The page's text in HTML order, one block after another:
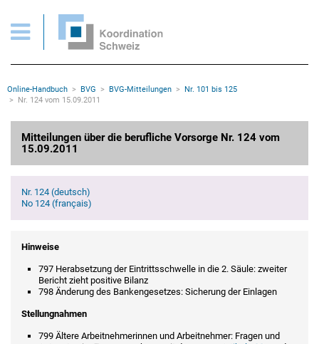
Wichtige Seiten
Home
Inhalt
Sitemap
Rootline Navigation
Online-Handbuch BVG BVG-Mitteilungen
Nr. 101 bis 125
Nr. 124 vom 15.09.2011
Mitteilungen über die berufliche Vorsorge Nr. 124 vom
15.09.2011
Nr. 124 (deutsch)
No 124 (français)
Hinweise
797 Herabsetzung der Eintrittsschwelle in die 2. Säule: zweiter
Bericht zieht positive Bilanz
798 Änderung des Bankengesetzes: Sicherung der Einlagen
Stellungnahmen
799 Ältere Arbeitnehmerinnen und Arbeitnehmer: Fragen und